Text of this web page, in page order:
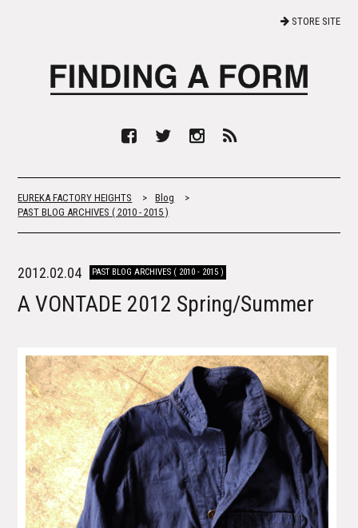
STORE SITE
EUREKA FACTORY HEIGHTS > Blog >
PAST BLOG ARCHIVES ( 2010 - 2015 )
2012.02.04 PAST BLOG ARCHIVES ( 2010 - 2015 )
A VONTADE 2012 Spring/Summer